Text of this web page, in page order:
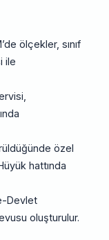
ölçekler, sınıf
ile
özel
hattında
Devlet
oluşturulur.